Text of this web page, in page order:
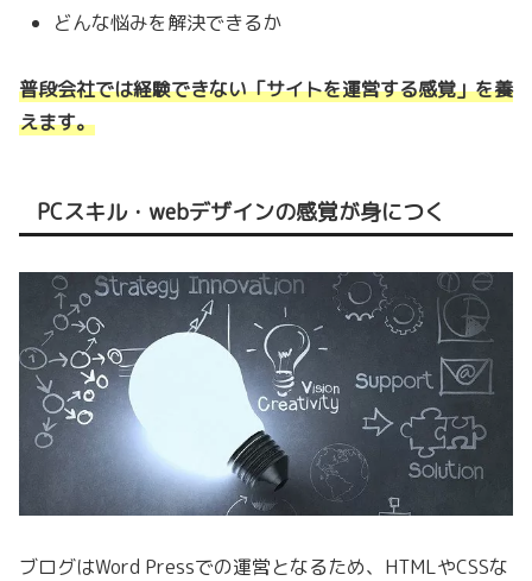
どんな悩みを解決できるか
普段会社では経験できない「サイトを運営する感覚」を養
えます。
PCスキル・webデザインの感覚が身につく
ブログはWord Pressでの運営となるため、HTMLやCSSな